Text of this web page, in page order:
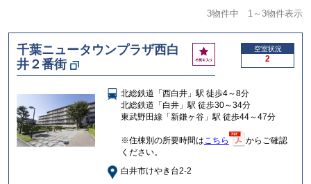
3物件中 1～3物件表示
千葉ニュータウンプラザ西白
井２番街
お
気
に
入
り
空室状況
2
北総鉄道「西白井」駅 徒歩4～8分
北総鉄道「白井」駅 徒歩30～34分
東武野田線「新鎌ヶ谷」駅 徒歩44～47分
※住棟別の所要時間は こちら
からご確認
ください。
白井市けやき台2-2